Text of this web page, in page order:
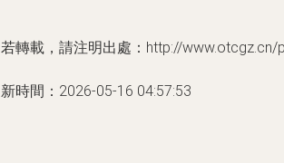
轉載，請注明出處：http://www.otcgz.cn/
時間：2026-05-16 04:57:53